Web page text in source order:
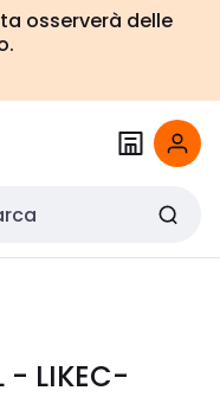
osserverà delle
- LIKEC-